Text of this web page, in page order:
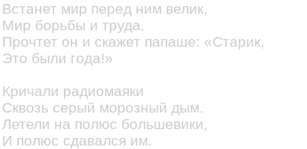
Встанет мир перед ним велик,
Мир борьбы и труда.
Прочтет он и скажет папаше: «Старик,
Это были года!»
Кричали радиомаяки
Сквозь серый морозный дым.
Летели на полюс большевики,
И полюс сдавался им.